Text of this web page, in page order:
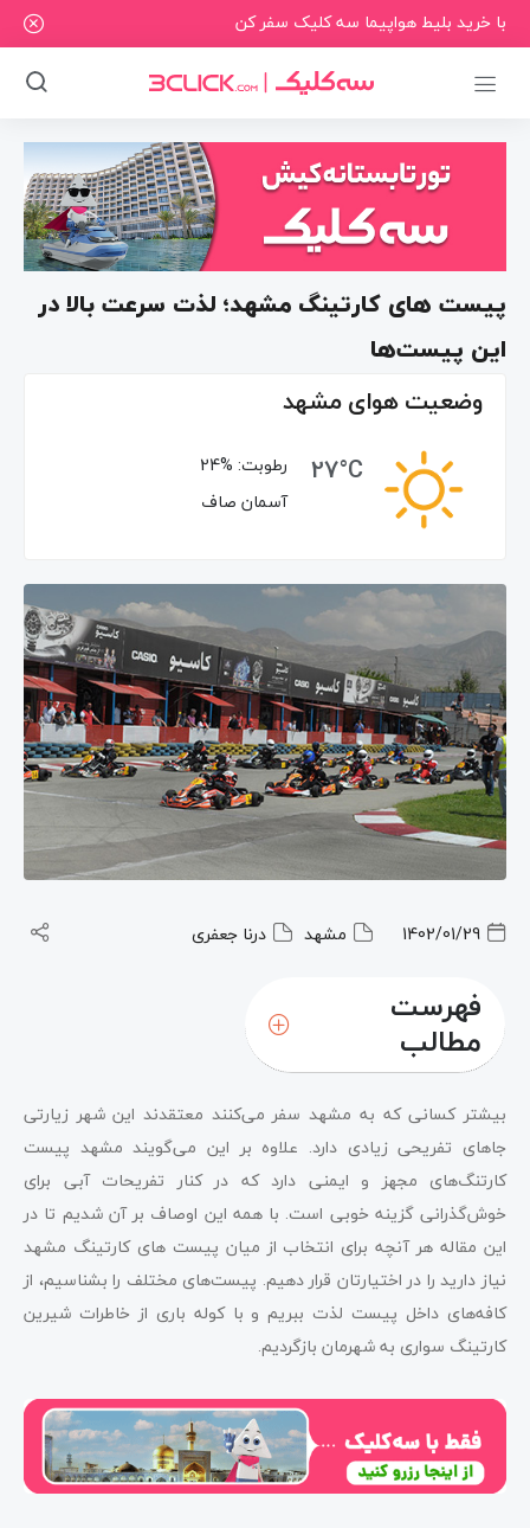
با خرید بلیط هواپیما سه کلیک سفر کن
پیست های کارتینگ مشهد؛ لذت سرعت بالا در
این پیست‌ها
وضعیت هوای مشهد
27°C
رطوبت: 24%
آسمان صاف
1402/01/29 مشهد درنا جعفری
فهرست
مطالب
بیشتر کسانی که به مشهد سفر می‌کنند معتقدند این شهر زیارتی
جاهای تفریحی زیادی دارد. علاوه بر این می‌گویند مشهد پیست
کارتنگ‌های مجهز و ایمنی دارد که در کنار تفریحات آبی برای
خوش‌گذرانی گزینه خوبی است. با همه این اوصاف بر آن شدیم تا در
این مقاله هر آنچه برای انتخاب از میان پیست های کارتینگ مشهد
نیاز دارید را در اختیارتان قرار دهیم. پیست‌های مختلف را بشناسیم، از
کافه‌های داخل پیست لذت ببریم و با کوله ‌باری از خاطرات شیرین
کارتینگ سواری به شهرمان بازگردیم.